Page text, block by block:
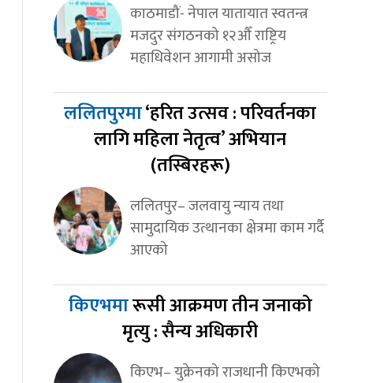
काठमाडौं- नेपाल यातायात स्वतन्त्र
मजदुर संगठनको १२औँ राष्ट्रिय
महाधिवेशन आगामी असोज
ललितपुरमा‘हरित उत्सव : परिवर्तनका
लागि महिला नेतृत्व’ अभियान
(तस्बिरहरू)
ललितपुर– जलवायु न्याय तथा
सामुदायिक उत्थानका क्षेत्रमा काम गर्दै
आएको
किएभमारूसी आक्रमण तीन जनाको
मृत्यु : सैन्य अधिकारी
किएभ– युक्रेनको राजधानी किएभको